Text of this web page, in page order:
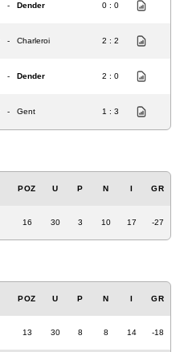
- Dender 0 : 0
- Charleroi 2 : 2
- Dender 2 : 0
- Gent 1 : 3
POZ U P N I GR
16 30 3 10 17 -27
POZ U P N I GR
13 30 8 8 14 -18